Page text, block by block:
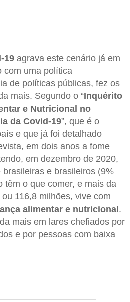
19 agrava este cenário já em
com uma política
de políticas públicas, fez os
mais. Segundo o “Inquérito
e Nutricional no
da Covid-19”, que é o
e que já foi detalhado
em dois anos a fome
em dezembro de 2020,
e brasileiros (9%
têm o que comer, e mais da
116,8 milhões, vive com
alimentar e nutricional.
mais em lares chefiados por
e por pessoas com baixa